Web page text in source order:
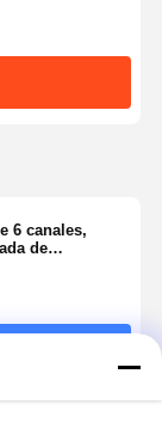
6 canales,
de